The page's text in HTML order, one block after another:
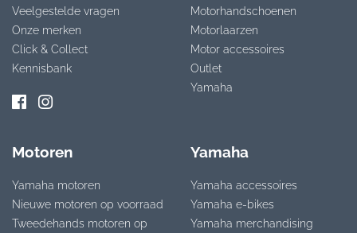
Veelgestelde vragen
Onze merken
Click & Collect
Kennisbank
Motorhandschoenen
Motorlaarzen
Motor accessoires
Outlet
Yamaha
Motoren
Yamaha motoren
Nieuwe motoren op voorraad
Tweedehands motoren op
Yamaha
Yamaha accessoires
Yamaha e-bikes
Yamaha merchandising